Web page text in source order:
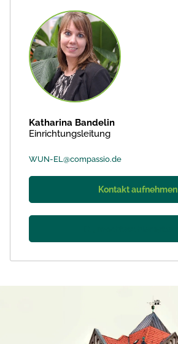
Katharina Bandelin
Einrichtungsleitung
WUN-EL@compassio.de
Kontakt aufnehmen